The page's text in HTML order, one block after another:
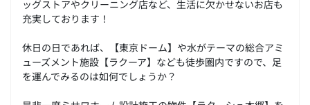
ッグストアやクリーニング店など、生活に欠かせないお店も
充実しております！
休日の日であれば、【東京ドーム】や水がテーマの総合アミ
ューズメント施設【ラクーア】なども徒歩圏内ですので、足
を運んでみるのは如何でしょうか？